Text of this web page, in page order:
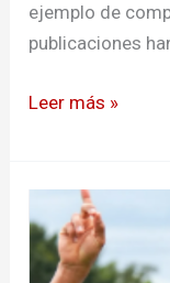
ejemplo de
publicaciones
Leer más »
Junior
se
impuso